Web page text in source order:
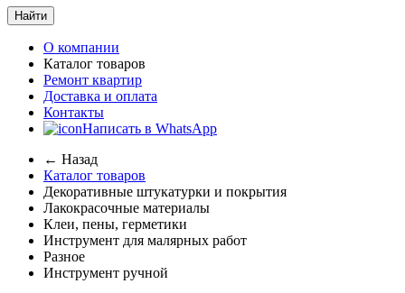
Найти
О компании
Каталог товаров
Ремонт квартир
Доставка и оплата
Контакты
Написать в WhatsApp
← Назад
Каталог товаров
Декоративные штукатурки и покрытия
Лакокрасочные материалы
Клеи, пены, герметики
Инструмент для малярных работ
Разное
Инструмент ручной